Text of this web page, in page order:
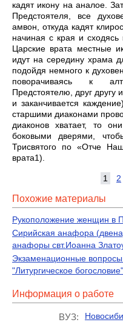
кадят икону на аналое.
Предстоятеля, все
амвон, откуда кадят
начиная с края и сходясь
Царские врата местные
идут на середину храма
подойдя немного к
поворачиваясь к
Предстоятелю, друг другу
и заканчивается
старшими диаконами
диаконов хватает, то
боковыми дверями,
Трисвятого по «Отче
врата1).
1 2
Похожие материалы
Рукоположение женщин в
Сирийская анафора
анафоры свт.Иоанна
Экзаменационные
"Литургическое богословие"
Информация о работе
ВУЗ: